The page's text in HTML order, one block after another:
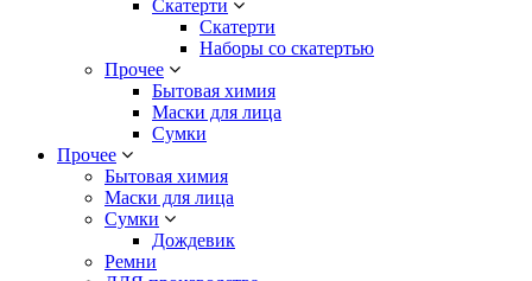
Скатерти
Скатерти
Наборы со скатертью
Прочее
Бытовая химия
Маски для лица
Сумки
Прочее
Бытовая химия
Маски для лица
Сумки
Дождевик
Ремни